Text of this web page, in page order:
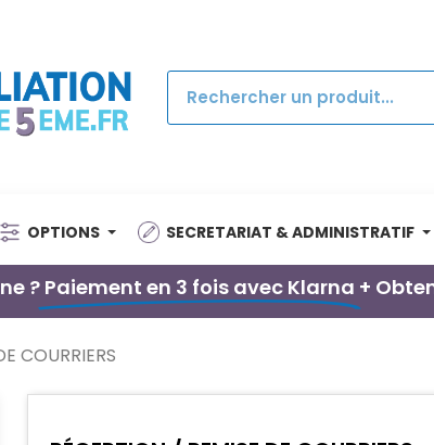
OPTIONS SECRETARIAT & ADMINISTRATIF
? Paiement en 3 fois avec Klarna +
COURRIERS